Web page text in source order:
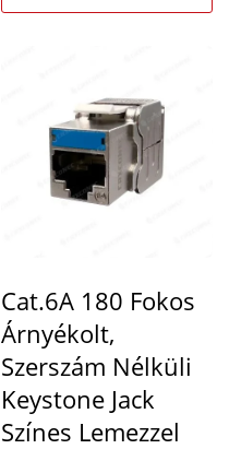
Cat.6A 180 Fokos
Árnyékolt,
Szerszám Nélküli
Keystone Jack
Színes Lemezzel